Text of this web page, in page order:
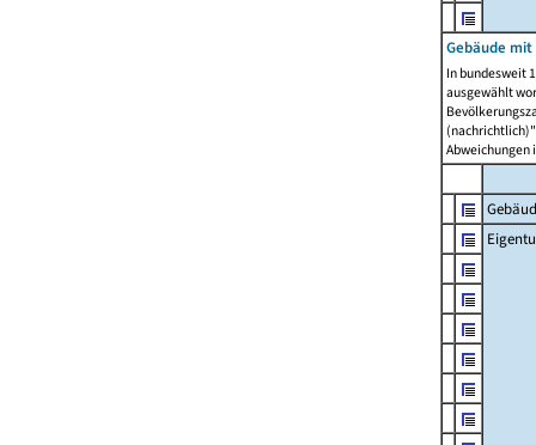
Gebäude
In bundesweit
ausgewählt
Abweichungen